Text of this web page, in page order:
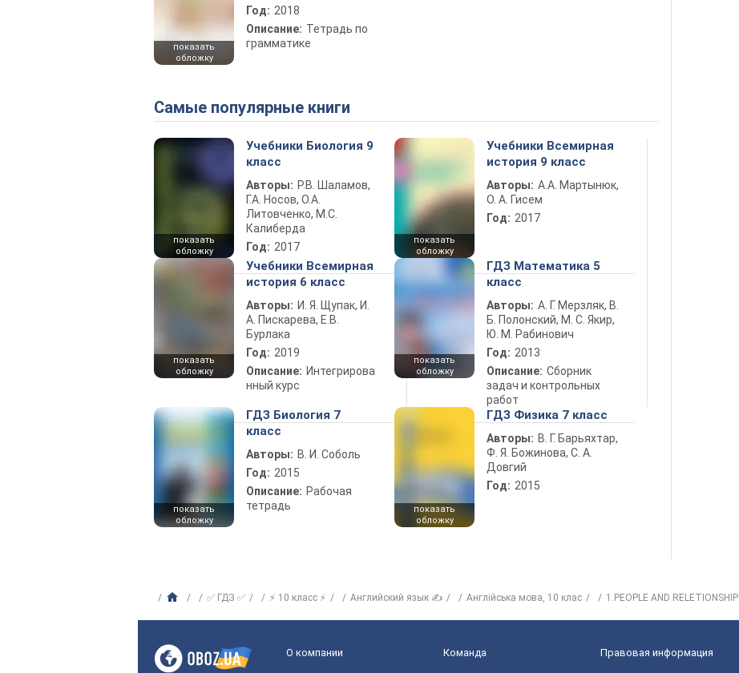
показать
обложку
Год: 2018
Описание: Тетрадь по
грамматике
Самые популярные книги
показать
обложку
Учебники Биология 9
класс
Авторы: Р.В. Шаламов,
Г.А. Носов, О.А.
Литовченко, М.С.
Калиберда
Год: 2017
показать
обложку
Учебники Всемирная
история 9 класс
Авторы: А.А. Мартынюк,
О. А. Гисем
Год: 2017
показать
обложку
Учебники Всемирная
история 6 класс
Авторы: И. Я. Щупак, И.
А. Пискарева, Е.В.
Бурлака
Год: 2019
Описание: Интегрирова
нный курс
показать
обложку
ГДЗ Математика 5
класс
Авторы: А. Г. Мерзляк, В.
Б. Полонский, М. С. Якир,
Ю. М. Рабинович
Год: 2013
Описание: Сборник
задач и контрольных
работ
показать
обложку
ГДЗ Биология 7
класс
Авторы: В. И. Соболь
Год: 2015
Описание: Рабочая
тетрадь
показать
обложку
ГДЗ Физика 7 класс
Авторы: В. Г. Барьяхтар,
Ф. Я. Божинова, С. А.
Довгий
Год: 2015
✅ ГДЗ ✅ ⚡ 10 класс ⚡ Английский язык ✍ Англійська мова, 10 клас 1.PEOPLE AND RELETIONSHIP
О компании Команда Правовая информация